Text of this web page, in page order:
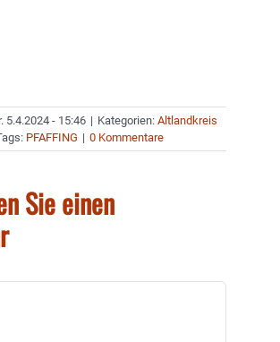
5.4.2024 - 15:46 | Kategorien: Altlandkreis
PFAFFING | 0 Kommentare
Sie einen